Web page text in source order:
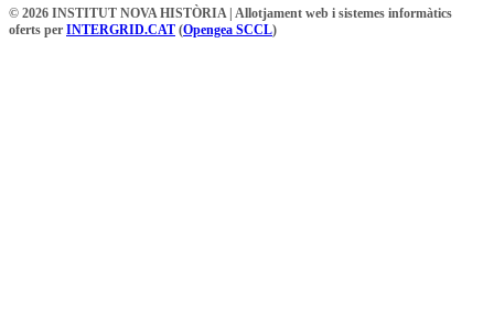
© 2026 INSTITUT NOVA HISTÒRIA | Allotjament web i sistemes informàtics
oferts per INTERGRID.CAT (Opengea SCCL)